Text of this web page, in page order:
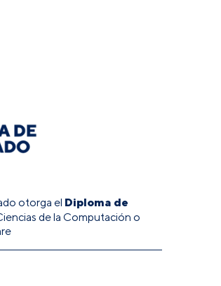
otorga el Diploma de
de la Computación o